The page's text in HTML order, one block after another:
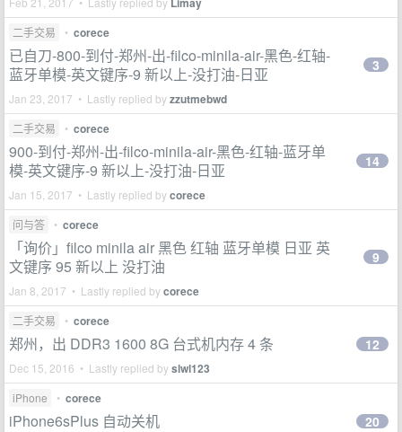
二手交易 • corece
已自刀-800-到付-郑州-出-filco-minila-air-黑色-红轴-
蓝牙单模-英文键序-9 新以上-没打油-日亚
Jan 23, 2017 • Lastly replied byzzutmebwd
3
二手交易 • corece
900-到付-郑州-出-filco-minila-air-黑色-红轴-蓝牙单
模-英文键序-9 新以上-没打油-日亚
Jan 15, 2017 • Lastly replied bycorece
14
问与答 • corece
「询价」filco minila air 黑色 红轴 蓝牙单模 日亚 英
文键序 95 新以上 没打油
Jan 8, 2017 • Lastly replied bycorece
9
二手交易 • corece
郑州，出 DDR3 1600 8G 台式机内存 4 条
Dec 15, 2016 • Lastly replied byslwl123
12
iPhone • corece
iPhone6sPlus 自动关机 20